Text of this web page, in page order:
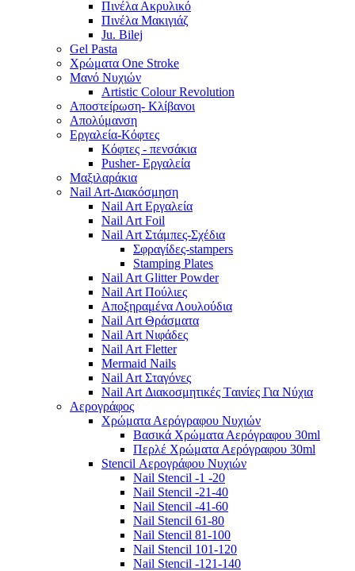
Πινέλα Ακρυλικό
Πινέλα Μακιγιάζ
Ju. Bilej
Gel Pasta
Χρώματα One Stroke
Mανό Nυχιών
Artistic Colour Revolution
Αποστείρωση- Κλίβανοι
Απολύμανση
Εργαλεία-Κόφτες
Κόφτες - πενσάκια
Pusher- Εργαλεία
Μαξιλαράκια
Nail Art-Διακόσμηση
Nail Art Εργαλεία
Nail Art Foil
Nail Art Στάμπες-Σχέδια
Σφραγίδες-stampers
Stamping Plates
Nail Art Glitter Powder
Nail Art Πούλιες
Αποξηραμένα Λουλούδια
Nail Art Θράσματα
Nail Art Νιφάδες
Nail Art Fletter
Mermaid Nails
Nail Art Σταγόνες
Nail Art Διακοσμητικές Tαινίες Για Νύχια
Αερογράφος
Χρώματα Αερόγραφου Νυχιών
Βασικά Χρώματα Αερόγραφου 30ml
Περλέ Χρώματα Αερόγραφου 30ml
Stencil Αερογράφου Νυχιών
Nail Stencil -1 -20
Nail Stencil -21-40
Nail Stencil -41-60
Nail Stencil 61-80
Nail Stencil 81-100
Nail Stencil 101-120
Nail Stencil -121-140